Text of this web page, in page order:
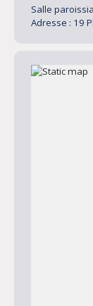
Salle
Adresse : 19